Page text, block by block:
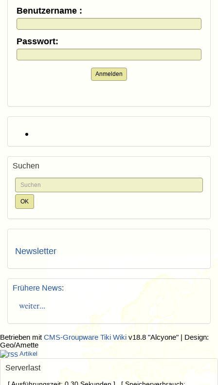
Benutzername :
Passwort:
Anmelden
Suchen
Newsletter
Frühere News:
weiter...
Betrieben mit CMS-Groupware Tiki Wiki v18.8 "Alcyone" | Design:
Geo/Amette
Artikel
Serverlast